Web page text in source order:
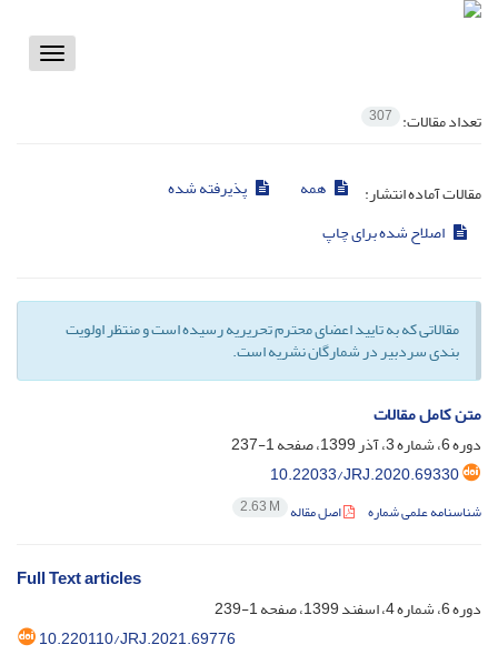
Toggle
تعداد مقالات: 307
مقالات آماده انتشار: همه
پذیرفته شده
اصلاح شده برای چاپ
مقالاتی که به تایید اعضای محترم تحریریه رسیده است و منتظر اولویت
بندی سردبیر در شمارگان نشریه است.
متن کامل مقالات
دوره 6، شماره 3، آذر 1399، صفحه
1-237
10.22033/JRJ.2020.69330
شناسنامه علمی شماره اصل مقاله 2.63 M
Full Text articles
دوره 6، شماره 4، اسفند 1399، صفحه
1-239
10.220110/JRJ.2021.69776